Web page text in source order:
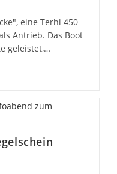
eine Terhi 450
Antrieb. Das Boot
geleistet,…